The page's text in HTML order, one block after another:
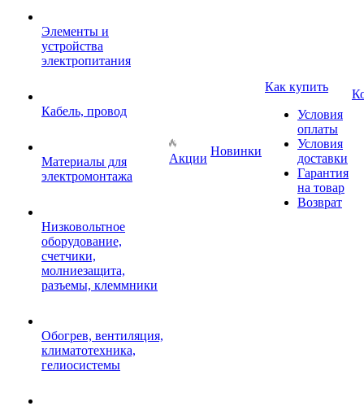
Элементы и
устройства
электропитания
Кабель, провод
Материалы для
электромонтажа
Низковольтное
оборудование,
счетчики,
молниезащита,
разъемы, клеммники
Обогрев, вентиляция,
климатотехника,
гелиосистемы
Акции
Новинки
Как купить
Условия
оплаты
Условия
доставки
Гарантия
на товар
Возврат